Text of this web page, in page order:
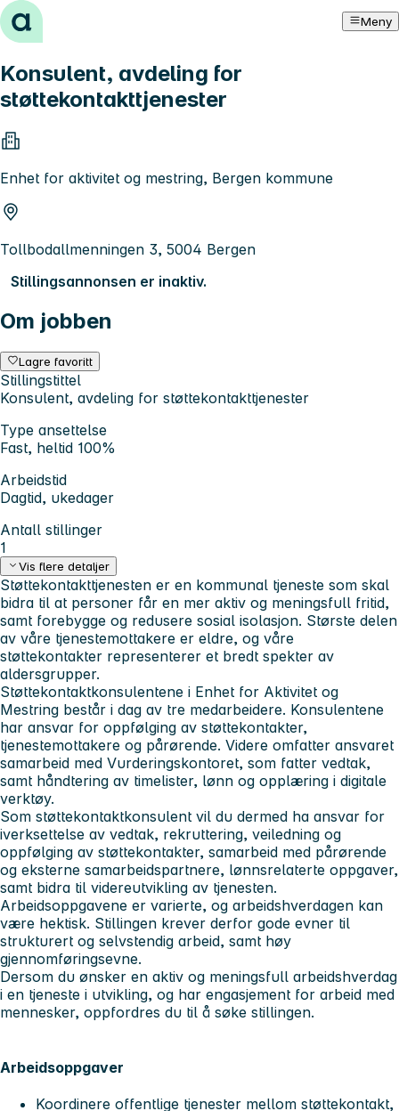
Hopp til innhold Meny
Konsulent, avdeling for
støttekontakttjenester
Enhet for aktivitet og mestring, Bergen kommune
Tollbodallmenningen 3, 5004 Bergen
Stillingsannonsen er inaktiv.
Om jobben
Lagre favoritt
Stillingstittel
Konsulent, avdeling for støttekontakttjenester
Type ansettelse
Fast, heltid 100%
Arbeidstid
Dagtid, ukedager
Antall stillinger
1
Vis flere detaljer
Støttekontakttjenesten er en kommunal tjeneste som skal
bidra til at personer får en mer aktiv og meningsfull fritid,
samt forebygge og redusere sosial isolasjon. Største delen
av våre tjenestemottakere er eldre, og våre
støttekontakter representerer et bredt spekter av
aldersgrupper.
Støttekontaktkonsulentene i Enhet for Aktivitet og
Mestring består i dag av tre medarbeidere. Konsulentene
har ansvar for oppfølging av støttekontakter,
tjenestemottakere og pårørende. Videre omfatter ansvaret
samarbeid med Vurderingskontoret, som fatter vedtak,
samt håndtering av timelister, lønn og opplæring i digitale
verktøy.
Som støttekontaktkonsulent vil du dermed ha ansvar for
iverksettelse av vedtak, rekruttering, veiledning og
oppfølging av støttekontakter, samarbeid med pårørende
og eksterne samarbeidspartnere, lønnsrelaterte oppgaver,
samt bidra til videreutvikling av tjenesten.
Arbeidsoppgavene er varierte, og arbeidshverdagen kan
være hektisk. Stillingen krever derfor gode evner til
strukturert og selvstendig arbeid, samt høy
gjennomføringsevne.
Dersom du ønsker en aktiv og meningsfull arbeidshverdag
i en tjeneste i utvikling, og har engasjement for arbeid med
mennesker, oppfordres du til å søke stillingen.
Arbeidsoppgaver
Koordinere offentlige tjenester mellom støttekontakt,